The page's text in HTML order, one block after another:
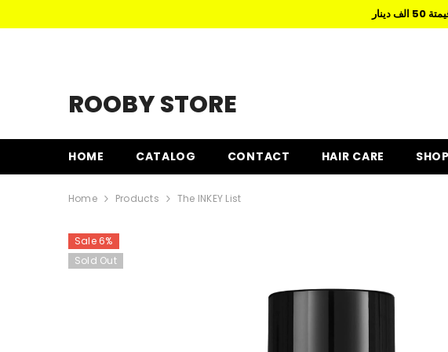
ROOBY STORE
HOME CATALOG CONTACT HAIR CARE
Home Products The INKEY List
Sale 6%
Sold Out